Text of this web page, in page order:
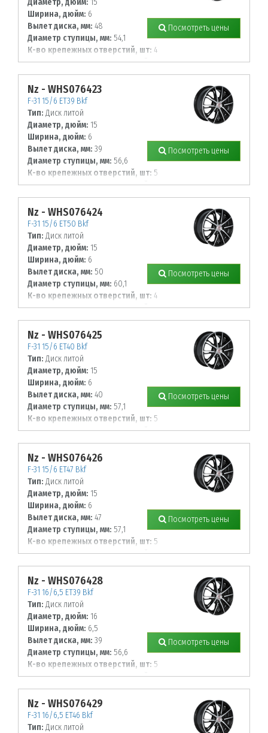
Ширина, дюйм: 6
Вылет диска, мм: 48
Диаметр ступицы, мм: 54,1
К-во крепежных отверстий, шт: 4
Диаметр располож. отверстий, мм:
100
Посмотреть цены
Nz - WHS076423
F-31 15/6 ET39 Bkf
Тип: Диск литой
Диаметр, дюйм: 15
Ширина, дюйм: 6
Вылет диска, мм: 39
Диаметр ступицы, мм: 56,6
К-во крепежных отверстий, шт: 5
Диаметр располож. отверстий, мм:
105
Посмотреть цены
Nz - WHS076424
F-31 15/6 ET50 Bkf
Тип: Диск литой
Диаметр, дюйм: 15
Ширина, дюйм: 6
Вылет диска, мм: 50
Диаметр ступицы, мм: 60,1
К-во крепежных отверстий, шт: 4
Диаметр располож. отверстий, мм:
100
Посмотреть цены
Nz - WHS076425
F-31 15/6 ET40 Bkf
Тип: Диск литой
Диаметр, дюйм: 15
Ширина, дюйм: 6
Вылет диска, мм: 40
Диаметр ступицы, мм: 57,1
К-во крепежных отверстий, шт: 5
Диаметр располож. отверстий, мм:
100
Посмотреть цены
Nz - WHS076426
F-31 15/6 ET47 Bkf
Тип: Диск литой
Диаметр, дюйм: 15
Ширина, дюйм: 6
Вылет диска, мм: 47
Диаметр ступицы, мм: 57,1
К-во крепежных отверстий, шт: 5
Диаметр располож. отверстий, мм:
112
Посмотреть цены
Nz - WHS076428
F-31 16/6,5 ET39 Bkf
Тип: Диск литой
Диаметр, дюйм: 16
Ширина, дюйм: 6,5
Вылет диска, мм: 39
Диаметр ступицы, мм: 56,6
К-во крепежных отверстий, шт: 5
Диаметр располож. отверстий, мм:
105
Посмотреть цены
Nz - WHS076429
F-31 16/6,5 ET46 Bkf
Тип: Диск литой